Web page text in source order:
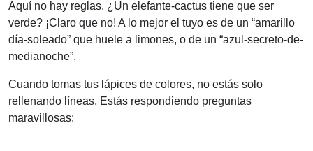
Aquí no hay reglas. ¿Un elefante-cactus tiene que ser
verde? ¡Claro que no! A lo mejor el tuyo es de un “amarillo
día-soleado” que huele a limones, o de un “azul-secreto-de-
medianoche”.
Cuando tomas tus lápices de colores, no estás solo
rellenando líneas. Estás respondiendo preguntas
maravillosas: